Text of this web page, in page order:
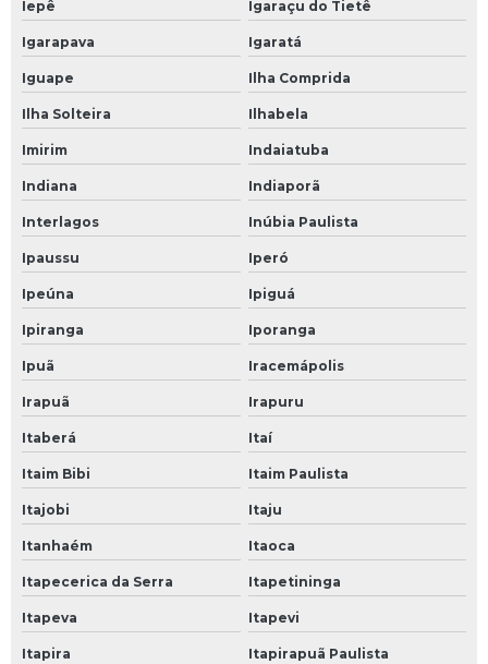
Iepê Igaraçu do Tietê
Igarapava Igaratá
Iguape Ilha Comprida
Ilha Solteira Ilhabela
Imirim Indaiatuba
Indiana Indiaporã
Interlagos Inúbia Paulista
Ipaussu Iperó
Ipeúna Ipiguá
Ipiranga Iporanga
Ipuã Iracemápolis
Irapuã Irapuru
Itaberá Itaí
Itaim Bibi Itaim Paulista
Itajobi Itaju
Itanhaém Itaoca
Itapecerica da Serra Itapetininga
Itapeva Itapevi
Itapira Itapirapuã Paulista